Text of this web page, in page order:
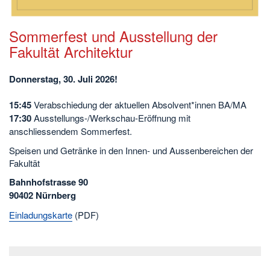
Sommerfest und Ausstellung der
Fakultät Architektur
Donnerstag, 30. Juli 2026!
15:45Verabschiedung der aktuellen Absolvent*innen BA/MA
17:30Ausstellungs-/Werkschau-Eröffnung mit
anschliessendem Sommerfest.
Speisen und Getränke in den Innen- und Aussenbereichen der
Fakultät
Bahnhofstrasse 90
90402 Nürnberg
Einladungskarte (PDF)